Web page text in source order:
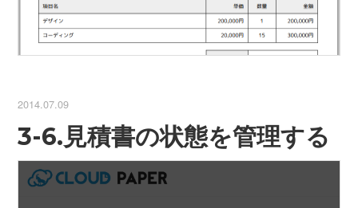
2014.07.09
3-6.見積書の状態を管理する